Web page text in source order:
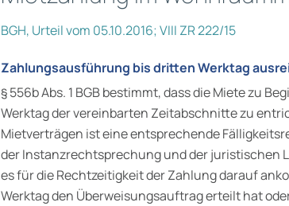
BGH, Urteil vom 05.10.2016; VIII ZR 222/15
Zahlungsausführung bis dritten Werktag
§ 556b Abs. 1 BGB bestimmt, dass die Miete zu
Werktag der vereinbarten Zeitabschnitte zu
Mietverträgen ist eine entsprechende
der Instanzrechtsprechung und der juristischen
es für die Rechtzeitigkeit der Zahlung darauf
Werktag den Überweisungsauftrag erteilt hat